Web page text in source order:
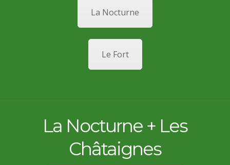
La Nocturne
Le Fort
La Nocturne + Les
Châtaignes